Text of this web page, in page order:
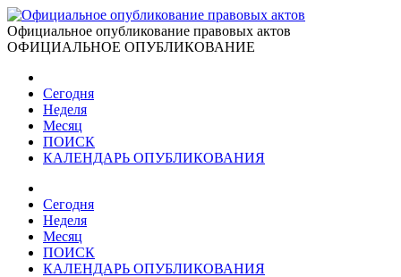
Официальное опубликование правовых актов
ОФИЦИАЛЬНОЕ ОПУБЛИКОВАНИЕ
Сегодня
Неделя
Месяц
ПОИСК
КАЛЕНДАРЬ ОПУБЛИКОВАНИЯ
Сегодня
Неделя
Месяц
ПОИСК
КАЛЕНДАРЬ ОПУБЛИКОВАНИЯ